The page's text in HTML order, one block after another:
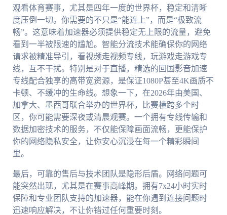
观看体育赛事，尤其是四年一度的世界杯，稳定和清晰
度压倒一切。你需要的不只是“能连上”，而是“极致流
畅”。这意味着加速器必须提供稳定无上限的流量，避免
看到一半被限速的尴尬。智能分流技术能确保你的网络
请求被精准导引，看视频走视频专线，玩游戏走游戏专
线，互不干扰。特别是对于直播，精选的回国影音加速
专线配合独享的高带宽资源，是保证1080P甚至4K画质不
卡顿、不缓冲的生命线。想象一下，在2026年由美国、
加拿大、墨西哥联合举办的世界杯，比赛横跨多个时
区，你可能需要深夜或清晨观赛。一个拥有专线传输和
数据加密技术的服务，不仅能保障画面流畅，更能保护
你的网络隐私安全，让你安心沉浸在每一个精彩瞬间
里。
最后，可靠的售后与技术团队是隐形后盾。网络问题可
能突然出现，尤其是在赛事高峰期。拥有7x24小时实时
保障和专业团队支持的加速器，能在你遇到连接问题时
迅速响应解决，不让你错过任何重要时刻。